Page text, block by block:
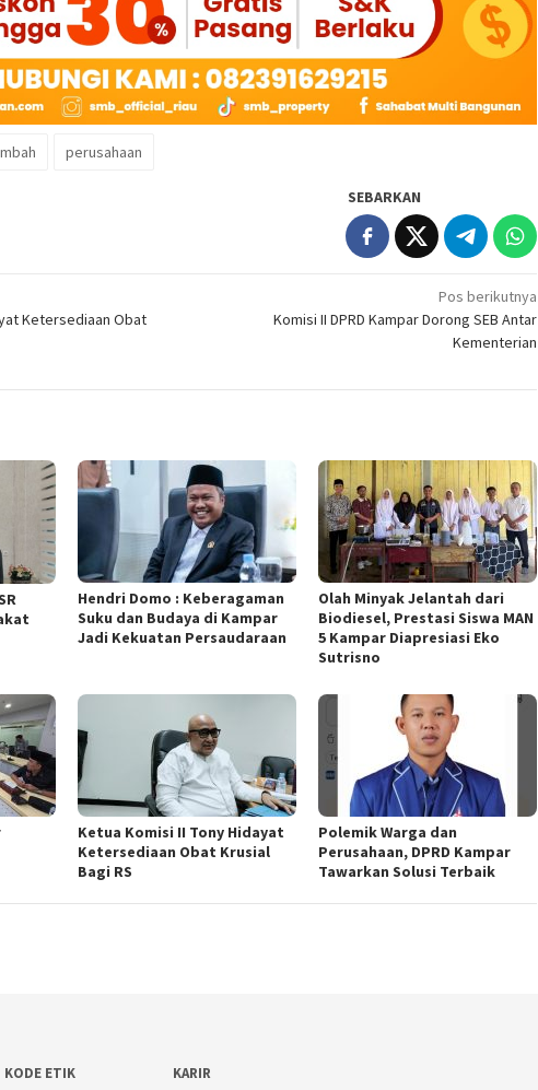
perusahaan
SEBARKAN
Ketersediaan Obat
Pos berikutnya
Komisi II DPRD Kampar Dorong SEB Antar
Kementerian
Hendri Domo : Keberagaman
Suku dan Budaya di Kampar
Jadi Kekuatan Persaudaraan
Olah Minyak Jelantah dari
Biodiesel, Prestasi Siswa MAN
5 Kampar Diapresiasi Eko
Sutrisno
Ketua Komisi II Tony Hidayat
Ketersediaan Obat Krusial
Bagi RS
Polemik Warga dan
Perusahaan, DPRD Kampar
Tawarkan Solusi Terbaik
KODE ETIK KARIR